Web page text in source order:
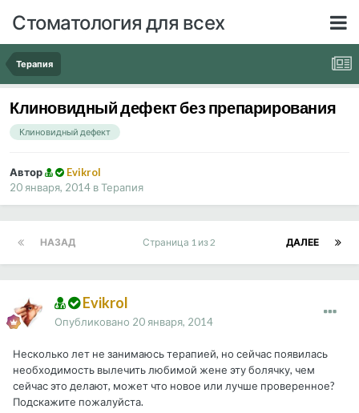
Стоматология для всех
Терапия
Клиновидный дефект без препарирования
Клиновидный дефект
Автор
Evikrol
20 января, 2014 вТерапия
НАЗАД ДАЛЕЕ
Страница 1 из 2
Evikrol
Опубликовано 20 января, 2014
Несколько лет не занимаюсь терапией, но сейчас появилась
необходимость вылечить любимой жене эту болячку, чем
сейчас это делают, может что новое или лучше проверенное?
Подскажите пожалуйста.